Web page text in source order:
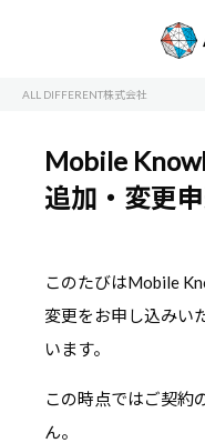
ALL DIFFERENT株式会社
Mobile
追加・変更
このたびはMobile
変更をお申し込みい
います。
この時点ではご契約
ん。